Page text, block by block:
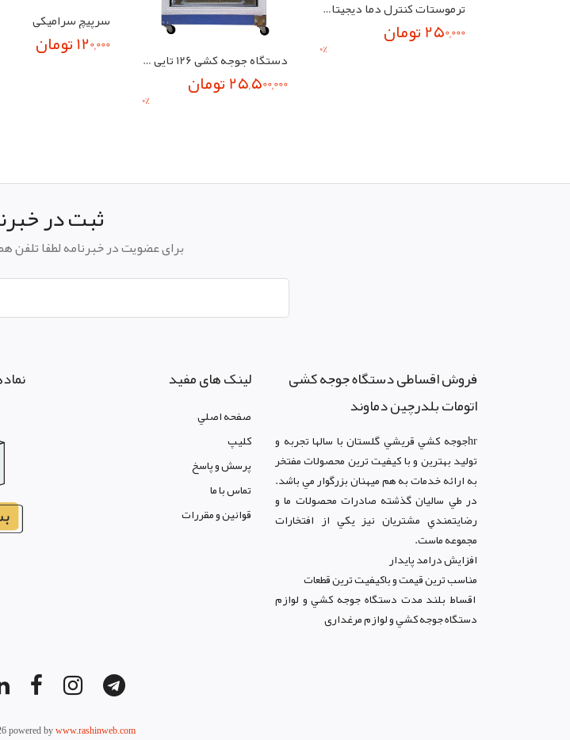
سرپیچ سرامیکی
120,000 تومان
دستگاه جوجه کشی 126 تایی شرکت بلدرچین دماوند
25,500,000 تومان 0%
ترموستات کنترل دما دیجیتال مدل ترموستات جوجه کشی 1209
250,000 تومان 0%
ثبت در
برای عضویت در خبرنامه لطفا تلفن
فروش اقساطی دستگاه جوجه کشی
اتومات بلدرچین دماوند
hrجوجه کشي قريشي گلستان با سالها تجربه و
توليد بهترين و با کيفيت ترين محصولات مفتخر
به ارائه خدمات به هم ميهنان بزرگوار مي باشد.
در طي ساليان گذشته صادرات محصولات ما و
رضايتمندي مشتريان نيز يکي از افتخارات
مجموعه ماست.
افزايش درامد پايدار
مناسب ترين قيمت و باکيفيت ترين قطعات
اقساط بلند مدت دستگاه جوجه کشي و لوازم
دستگاه جوجه کشي و لوازم مرغداری
لینک های مفید
صفحه اصلي
کليپ
پرسش و پاسخ
تماس با ما
قوانين و مقررات
powered by www.rashinweb.com